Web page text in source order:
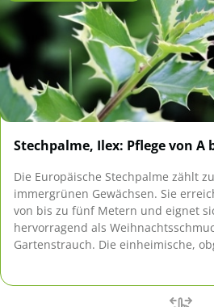
Stechpalme, Ilex: Pflege von A
Die Europäische Stechpalme zählt
immergrünen Gewächsen. Sie
von bis zu fünf Metern und eignet
hervorragend als
Gartenstrauch. Die einheimische,
besonders pflegeleicht und robust.